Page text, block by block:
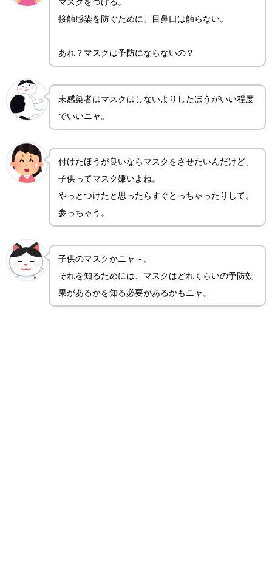
マスクをつける。
接触感染を防ぐために、目鼻口は触らない。
あれ？マスクは予防にならないの？
未感染者はマスクはしないよりしたほうがいい程度
でいいニャ。
付けたほうが良いならマスクをさせたいんだけど、
子供ってマスク嫌いよね。
やっとつけたと思ったらすぐとっちゃったりして。
参っちゃう。
子供のマスクかニャ～。
それを知るためには、マスクはどれくらいの予防効
果があるかを知る必要があるかもニャ。